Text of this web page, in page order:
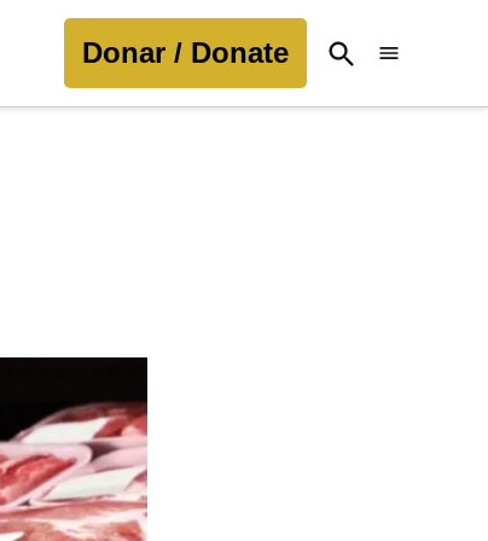
Donar / Donate
Open
Search